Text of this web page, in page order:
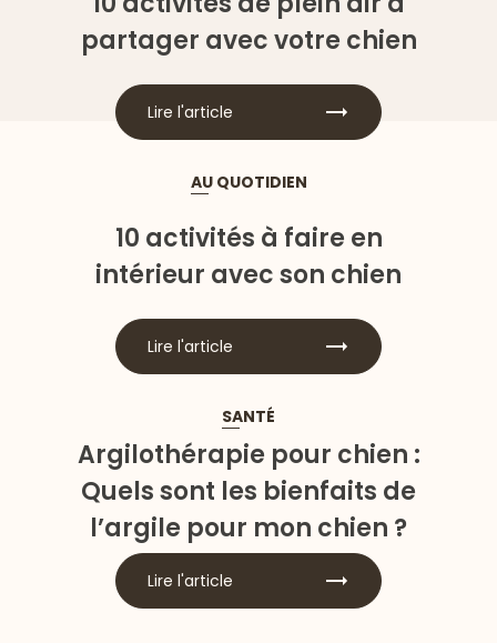
partager avec votre chien
Lire l'article
AU QUOTIDIEN
10 activités à faire en
intérieur avec son chien
Lire l'article
SANTÉ
Argilothérapie pour chien :
Quels sont les bienfaits de
l’argile pour mon chien ?
Lire l'article